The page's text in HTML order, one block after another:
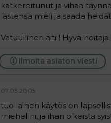
katkeroitunut ja vihaa
lastensa mieli ja saada
Vatuullinen äiti ! Hyvä hoitaja
Ilmoita asiaton viesti
07.03.2005
tuollainen käytös on
miehellni, ja ihan oikeista